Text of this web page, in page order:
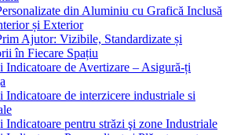
din Aluminiu cu Grafică Inclusă
și Exterior
Ajutor: Vizibile, Standardizate și
în Fiecare Spațiu
Indicatoare de Avertizare – Asigură-ți
Indicatoare de interzicere industriale si
Indicatoare pentru străzi şi zone Industriale